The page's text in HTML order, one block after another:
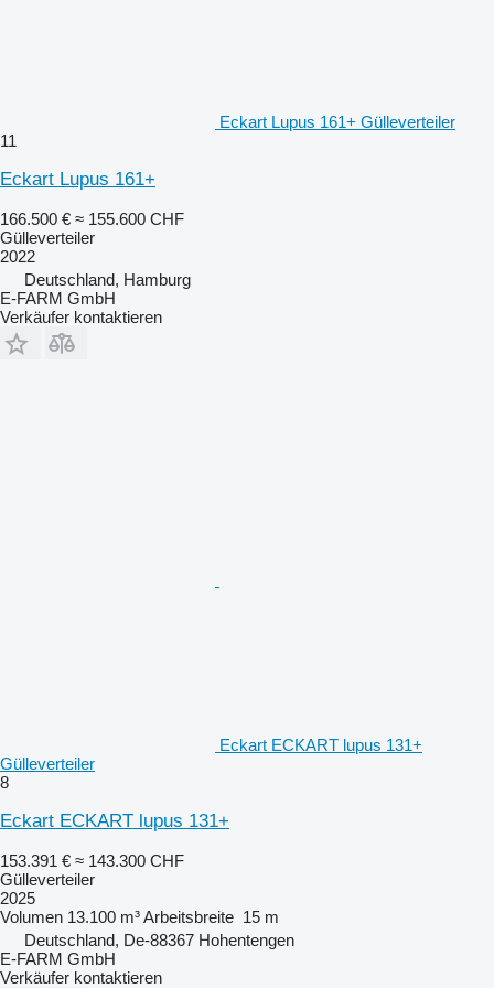
Eckart Lupus 161+ Gülleverteiler
11
Eckart Lupus 161+
166.500 € ≈ 155.600 CHF
Gülleverteiler
2022
Deutschland, Hamburg
E-FARM GmbH
Verkäufer kontaktieren
Eckart ECKART lupus 131+
Gülleverteiler
8
Eckart ECKART lupus 131+
153.391 € ≈ 143.300 CHF
Gülleverteiler
2025
Volumen 13.100 m³Arbeitsbreite 15 m
Deutschland, De-88367 Hohentengen
E-FARM GmbH
Verkäufer kontaktieren